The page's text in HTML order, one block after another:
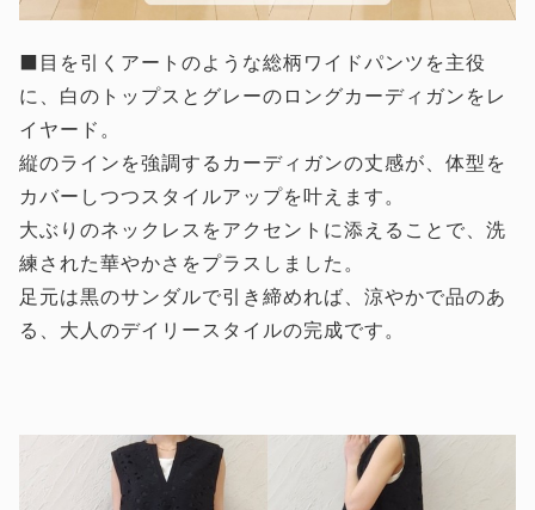
⬛目を引くアートのような総柄ワイドパンツを主役
に、白のトップスとグレーのロングカーディガンをレ
イヤード。
縦のラインを強調するカーディガンの丈感が、体型を
カバーしつつスタイルアップを叶えます。
大ぶりのネックレスをアクセントに添えることで、洗
練された華やかさをプラスしました。
足元は黒のサンダルで引き締めれば、涼やかで品のあ
る、大人のデイリースタイルの完成です。